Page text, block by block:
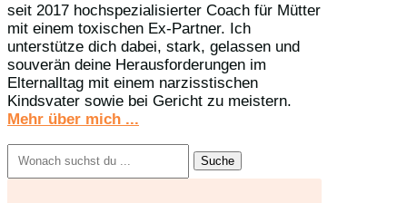
seit 2017 hochspezialisierter Coach für Mütter
mit einem toxischen Ex-Partner. Ich
unterstütze dich dabei, stark, gelassen und
souverän deine Herausforderungen im
Elternalltag mit einem narzisstischen
Kindsvater sowie bei Gericht zu meistern.
Mehr über mich ...
nach: